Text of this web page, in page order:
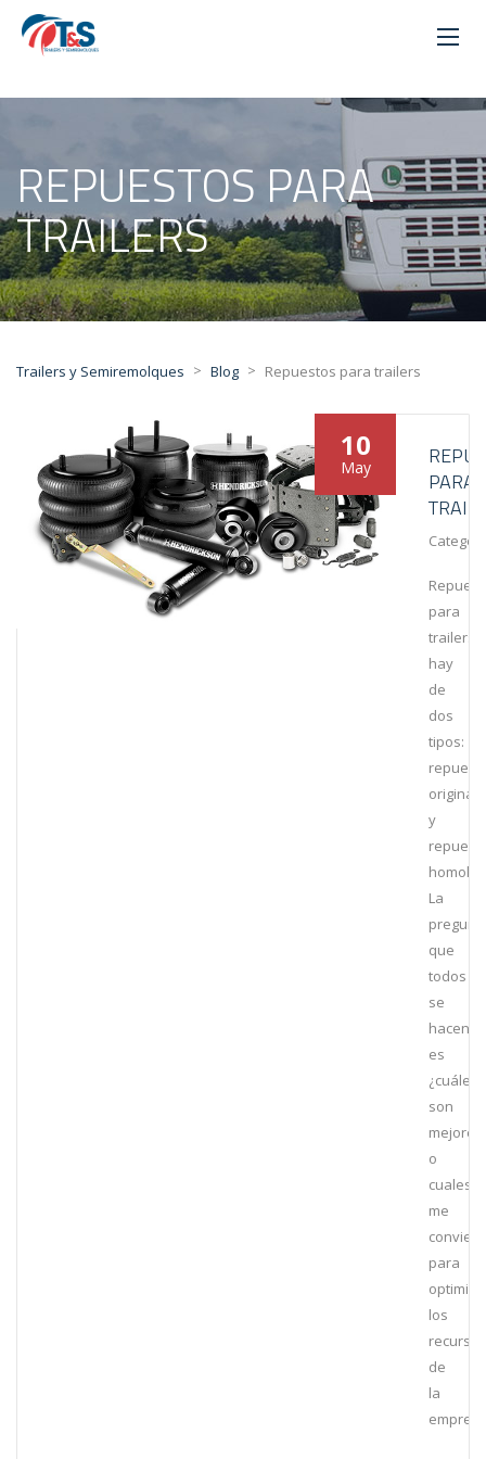
REPUESTOS PARA
TRAILERS
Trailers y Semiremolques > Blog > Repuestos para trailers
10
May
PARA
para
trailers
hay
de
dos
tipos:
y
La
que
todos
se
hacen
es
¿cuáles
son
mejores
o
cuales
me
para
los
recursos
de
la